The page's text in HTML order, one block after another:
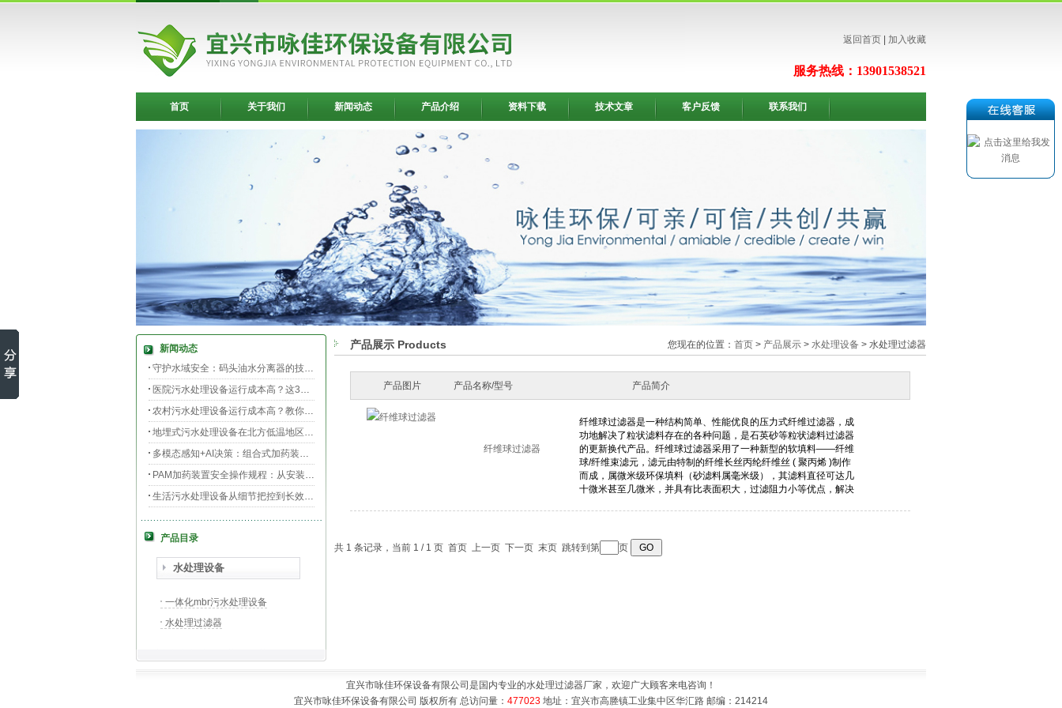
返回首页 加入收藏
服务热线：13901538521
首页 关于我们 新闻动态 产品介绍 资料下载 技术文章 客户反馈 联系我们
新闻动态
守护水域安全：码头油水分离器的技术升级与效能提升
医院污水处理设备运行成本高？这3个环节最烧钱
农村污水处理设备运行成本高？教你三招轻松降低运维费用！
地埋式污水处理设备在北方低温地区的运行稳定性：挑战与对策
多模态感知+AI决策：组合式加药装置的智能运维新范式
PAM加药装置安全操作规程：从安装到运维的全流程规范
生活污水处理设备从细节把控到长效运行的全流程指南
膜片曝气器安装指南，从池底准备到运行测试
PAC加药装置工业水处理的“化学魔法师”
产品目录
水处理设备
一体化mbr污水处理设备
水处理过滤器
产品展示 Products 您现在的位置： 首页 > 产品展示 > 水处理设备 > 水处理过滤器
产品图片 产品名称/型号 产品简介
纤维球过滤器
共 1 条记录，当前 1 / 1 页 首页 上一页 下一页 末页 跳转到第 页
宜兴市咏佳环保设备有限公司是国内专业的水处理过滤器厂家，欢迎广大顾客来电咨询！
宜兴市咏佳环保设备有限公司 版权所有 总访问量： 477023 地址：宜兴市高塍镇工业集中区华汇路 邮编：214214